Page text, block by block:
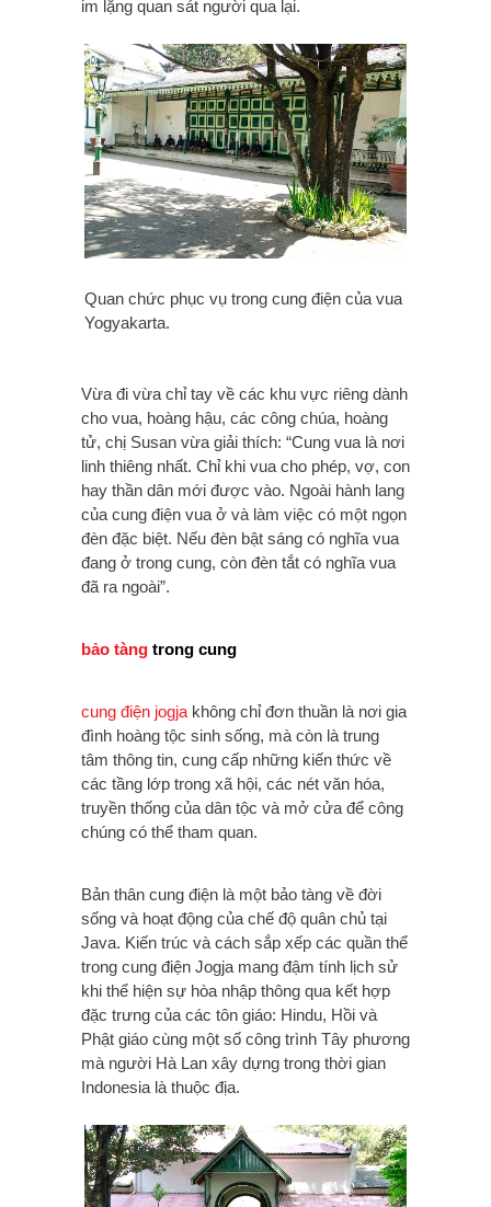
im lặng quan sát người qua lại.
Quan chức phục vụ trong cung điện của vua
Yogyakarta.
Vừa đi vừa chỉ tay về các khu vực riêng dành
cho vua, hoàng hậu, các công chúa, hoàng
tử, chị Susan vừa giải thích: “Cung vua là nơi
linh thiêng nhất. Chỉ khi vua cho phép, vợ, con
hay thần dân mới được vào. Ngoài hành lang
của cung điện vua ở và làm việc có một ngọn
đèn đặc biệt. Nếu đèn bật sáng có nghĩa vua
đang ở trong cung, còn đèn tắt có nghĩa vua
đã ra ngoài”.
bảo tàng trong cung
cung điện jogja không chỉ đơn thuần là nơi gia
đình hoàng tộc sinh sống, mà còn là trung
tâm thông tin, cung cấp những kiến thức về
các tầng lớp trong xã hội, các nét văn hóa,
truyền thống của dân tộc và mở cửa để công
chúng có thể tham quan.
Bản thân cung điện là một bảo tàng về đời
sống và hoạt động của chế độ quân chủ tại
Java. Kiến trúc và cách sắp xếp các quần thể
trong cung điện Jogja mang đậm tính lịch sử
khi thể hiện sự hòa nhập thông qua kết hợp
đặc trưng của các tôn giáo: Hindu, Hồi và
Phật giáo cùng một số công trình Tây phương
mà người Hà Lan xây dựng trong thời gian
Indonesia là thuộc địa.